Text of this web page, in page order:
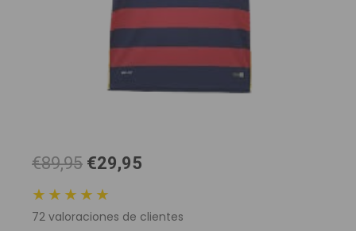
€89,95 El
original
era:
€29,95
es:
★★★★★
72 valoraciones de clientes